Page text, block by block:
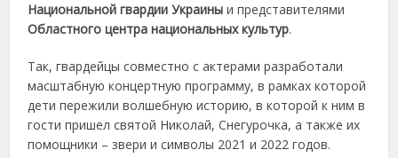
Национальной гвардии Украины и представителями
Областного центра национальных культур.
Так, гвардейцы совместно с актерами разработали
масштабную концертную программу, в рамках которой
дети пережили волшебную историю, в которой к ним в
гости пришел святой Николай, Снегурочка, а также их
помощники – звери и символы 2021 и 2022 годов.